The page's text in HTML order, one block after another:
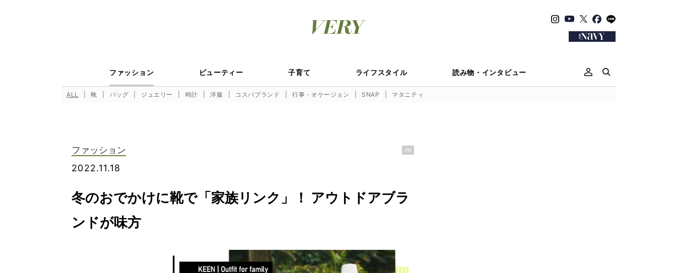
ファッション ビューティー 子育て ライフスタイル 読み物・インタビュー
ALL 靴 バッグ ジュエリー 時計 洋服 コスパブランド 行事・オケージョン SNAP マタニティ
ファッション
2022.11.18
PR
冬のおでかけに靴で「家族リンク」！ アウトドアブラ
ンドが味方